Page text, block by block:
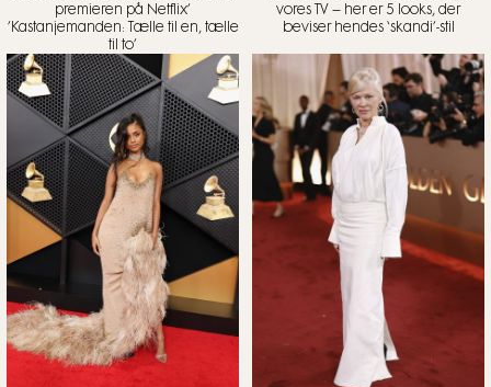
premieren på Netflix’
’Kastanjemanden: Tælle til en, tælle
til to’
vores TV – her er 5 looks, der
beviser hendes ‘skandi’-stil